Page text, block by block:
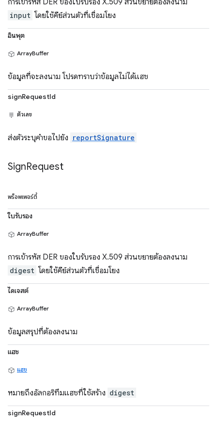
การเข้ารหัส DER ของใบรับรอง X.509 ส่วนขยายต้องลงนาม
input โดยใช้คีย์ส่วนตัวที่เชื่อมโยง
อินพุต
ArrayBuffer
ข้อมูลที่จะลงนาม โปรดทราบว่าข้อมูลไม่ได้แฮช
signRequestId
ตัวเลข
ส่งตัวระบุคำขอไปยัง reportSignature
SignRequest
พร็อพเพอร์ตี้
ใบรับรอง
ArrayBuffer
การเข้ารหัส DER ของใบรับรอง X.509 ส่วนขยายต้องลงนาม
digest โดยใช้คีย์ส่วนตัวที่เชื่อมโยง
ไดเจสต์
ArrayBuffer
ข้อมูลสรุปที่ต้องลงนาม
แฮช
แฮช
หมายถึงอัลกอริทึมแฮชที่ใช้สร้าง digest
signRequestId